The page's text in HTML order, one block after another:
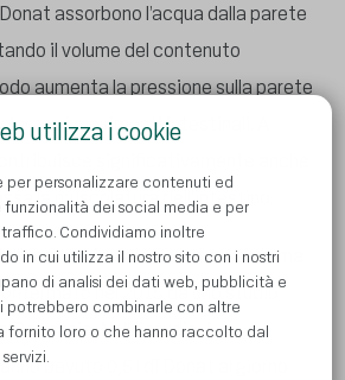
utilizza i cookie
per personalizzare contenuti ed
funzionalità dei social media e per
Condividiamo inoltre
in cui utilizza il nostro sito con i nostri
di analisi dei dati web, pubblicità e
potrebbero combinarle con altre
fornito loro o che hanno raccolto dal
assorbono l’acqua dalla parete
il volume del contenuto
aumenta la pressione sulla parete
i movimenti intestinali. A
la muscolatura dell’intestino.
minerale Donat sul sistema
nel 2015 da uno studio
Germania. Nello studio, i
bevuto 0,5 l di Donat al giorno